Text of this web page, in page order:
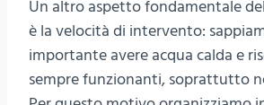
Un altro aspetto fondamentale
è la velocità di intervento:
importante avere acqua calda e
sempre funzionanti, soprattutto